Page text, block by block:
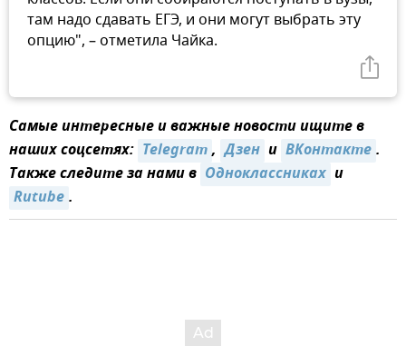
там надо сдавать ЕГЭ, и они могут выбрать эту
опцию", – отметила Чайка.
Самые интересные и важные новости ищите в
наших соцсетях: Telegram, Дзен и ВКонтакте.
Также следите за нами в Одноклассниках и
Rutube.